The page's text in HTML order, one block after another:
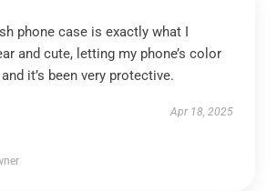
phone case is exactly what I
and cute, letting my phone’s color
it’s been very protective.
Apr 18, 2025